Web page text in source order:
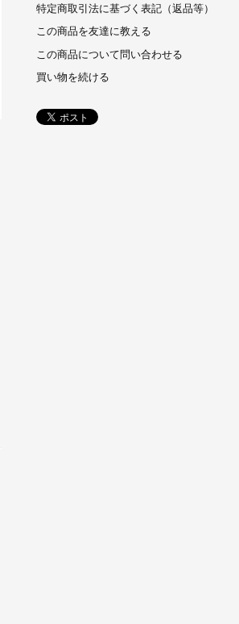
特定商取引法に基づく表記（返品等）
この商品を友達に教える
この商品について問い合わせる
買い物を続ける